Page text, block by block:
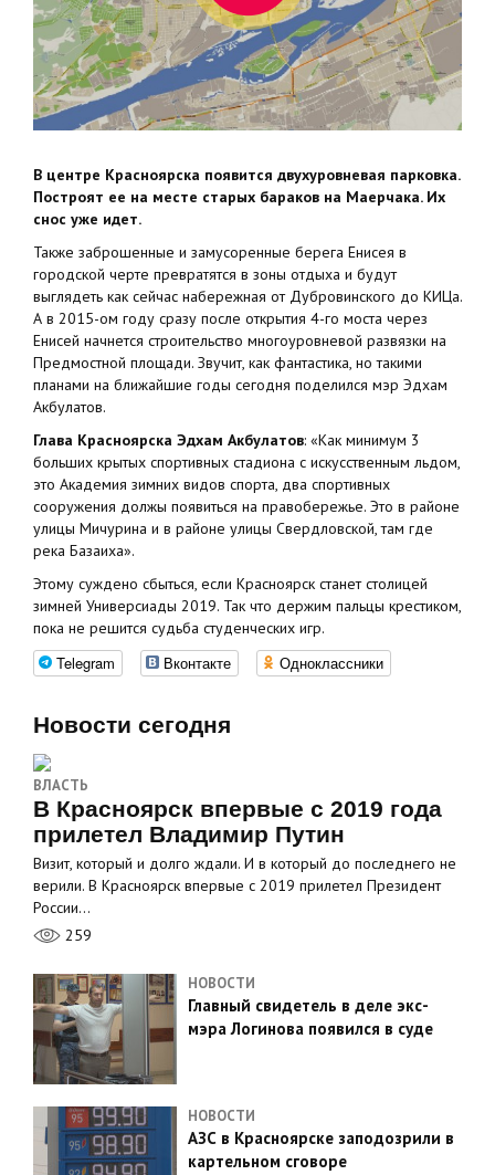
В центре Красноярска появится двухуровневая парковка.
Построят ее на месте старых бараков на Маерчака. Их
снос уже идет.
Также заброшенные и замусоренные берега Енисея в
городской черте превратятся в зоны отдыха и будут
выглядеть как сейчас набережная от Дубровинского до КИЦа.
А в 2015-ом году сразу после открытия 4-го моста через
Енисей начнется строительство многоуровневой развязки на
Предмостной площади. Звучит, как фантастика, но такими
планами на ближайшие годы сегодня поделился мэр Эдхам
Акбулатов.
Глава Красноярска Эдхам Акбулатов: «Как минимум 3
больших крытых спортивных стадиона с искусственным льдом,
это Академия зимних видов спорта, два спортивных
сооружения должы появиться на правобережье. Это в районе
улицы Мичурина и в районе улицы Свердловской, там где
река Базаиха».
Этому суждено сбыться, если Красноярск станет столицей
зимней Универсиады 2019. Так что держим пальцы крестиком,
пока не решится судьба студенческих игр.
Telegram Вконтакте Одноклассники
Новости сегодня
ВЛАСТЬ
В Красноярск впервые с 2019 года
прилетел Владимир Путин
Визит, который и долго ждали. И в который до последнего не
верили. В Красноярск впервые с 2019 прилетел Президент
России…
259
НОВОСТИ
Главный свидетель в деле экс-
мэра Логинова появился в суде
НОВОСТИ
АЗС в Красноярске заподозрили в
картельном сговоре